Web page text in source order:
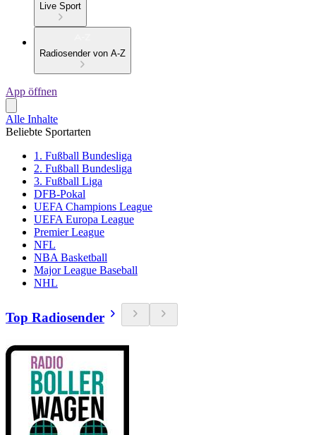
Live Sport
Radiosender von A-Z
App öffnen
Alle Inhalte
Beliebte Sportarten
1. Fußball Bundesliga
2. Fußball Bundesliga
3. Fußball Liga
DFB-Pokal
UEFA Champions League
UEFA Europa League
Premier League
NFL
NBA Basketball
Major League Baseball
NHL
Top Radiosender